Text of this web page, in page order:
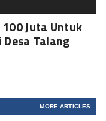
Juta Untuk
Talang
MORE ARTICLES